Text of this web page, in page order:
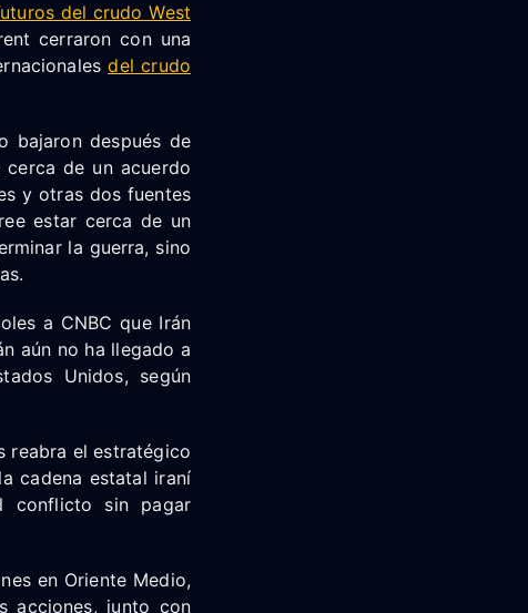
del crudo West
cerraron con una
del crudo
bajaron después de
de un acuerdo
y otras dos fuentes
estar cerca de un
la guerra, sino
a CNBC que Irán
aún no ha llegado a
Unidos, según
reabra el estratégico
cadena estatal iraní
conflicto sin pagar
en Oriente Medio,
acciones, junto con